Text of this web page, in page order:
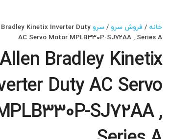
خانه / فروش سرو / سرو Allen Bradly Kinetix Inverter Duty
AC Servo Motor MPLB330P-SJ72AA , Series A
Allen Bradley Kinetix
Duty AC Servo
SJ72AA ,